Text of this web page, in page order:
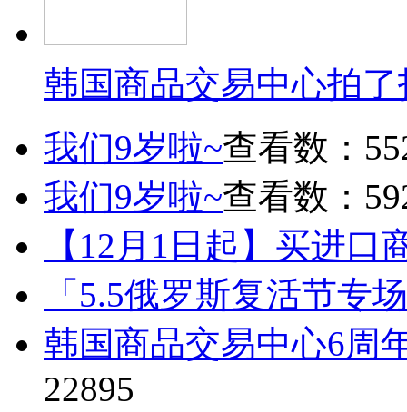
韩国商品交易中心拍
我们9岁啦~查看数：
我们9岁啦~查看数：
【12月1日起】买进口
「5.5俄罗斯复活节专
韩国商品交易中心6周
22895